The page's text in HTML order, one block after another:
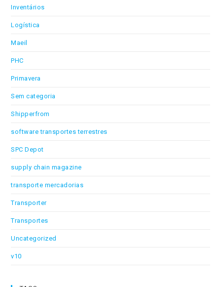
Inventários
Logística
Maeil
PHC
Primavera
Sem categoria
Shipperfrom
software transportes terrestres
SPC Depot
supply chain magazine
transporte mercadorias
Transporter
Transportes
Uncategorized
v10